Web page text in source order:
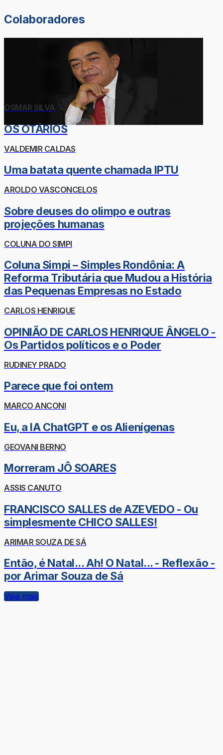
Colaboradores
OSMAR SILVA
OS OTÁRIOS
VALDEMIR CALDAS
Uma batata quente chamada IPTU
AROLDO VASCONCELOS
Sobre deuses do olimpo e outras
projeções humanas
COLUNA DO SIMPI
Coluna Simpi – Simples Rondônia: A
Reforma Tributária que Mudou a História
das Pequenas Empresas no Estado
CARLOS HENRIQUE
OPINIÃO DE CARLOS HENRIQUE ÂNGELO -
Os Partidos políticos e o Poder
RUDINEY PRADO
Parece que foi ontem
MARCO ANCONI
Eu, a IA ChatGPT e os Alienígenas
GEOVANI BERNO
Morreram JÔ SOARES
ASSIS CANUTO
FRANCISCO SALLES de AZEVEDO - Ou
simplesmente CHICO SALLES!
ARIMAR SOUZA DE SÁ
Então, é Natal... Ah! O Natal... - Reflexão -
por Arimar Souza de Sá
Veja mais